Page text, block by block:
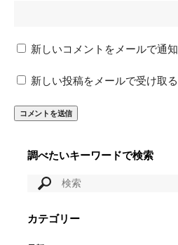
新しいコメントをメールで通知
新しい投稿をメールで受け取る
調べたいキーワードで検索
カテゴリー